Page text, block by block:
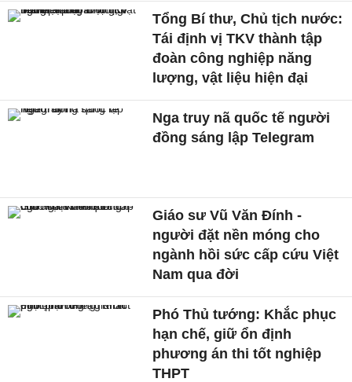
Tổng Bí thư, Chủ tịch nước:
Tái định vị TKV thành tập
đoàn công nghiệp năng
lượng, vật liệu hiện đại
Nga truy nã quốc tế người
đồng sáng lập Telegram
Giáo sư Vũ Văn Đính -
người đặt nền móng cho
ngành hồi sức cấp cứu Việt
Nam qua đời
Phó Thủ tướng: Khắc phục
hạn chế, giữ ổn định
phương án thi tốt nghiệp
THPT